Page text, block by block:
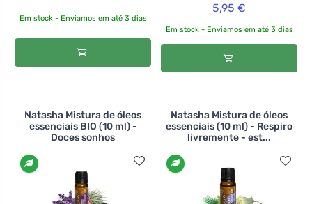
Em stock - Enviamos em até 3 dias
5,95 €
Em stock - Enviamos em até 3 dias
Natasha Mistura de óleos
essenciais BIO (10 ml) -
Doces sonhos
Natasha Mistura de óleos
essenciais (10 ml) - Respiro
livremente - est...